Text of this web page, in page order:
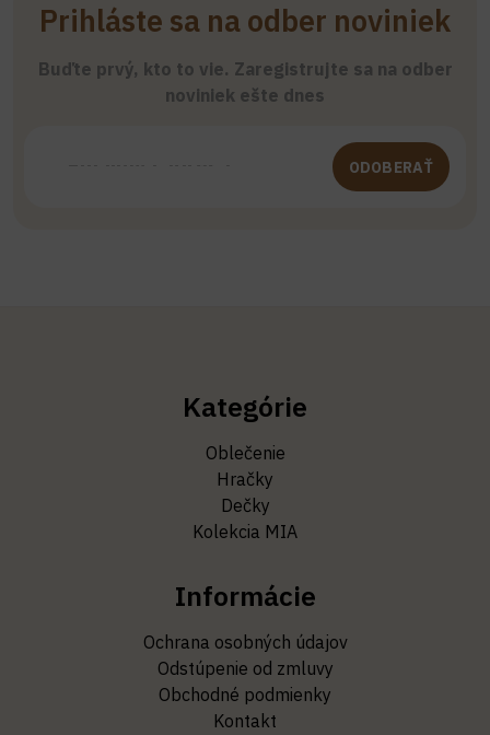
Prihláste sa na odber noviniek
Buďte prvý, kto to vie. Zaregistrujte sa na odber
noviniek ešte dnes
ODOBERAŤ
Kategórie
Oblečenie
Hračky
Dečky
Kolekcia MIA
Informácie
Ochrana osobných údajov
Odstúpenie od zmluvy
Obchodné podmienky
Kontakt